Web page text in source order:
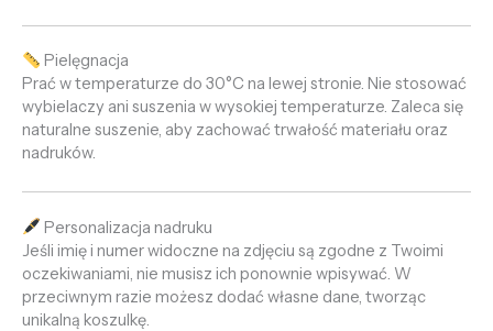
Pielęgnacja
Prać w temperaturze do 30°C na lewej stronie. Nie stosować
wybielaczy ani suszenia w wysokiej temperaturze. Zaleca się
naturalne suszenie, aby zachować trwałość materiału oraz
nadruków.
Personalizacja nadruku
Jeśli imię i numer widoczne na zdjęciu są zgodne z Twoimi
oczekiwaniami, nie musisz ich ponownie wpisywać. W
przeciwnym razie możesz dodać własne dane, tworząc
unikalną koszulkę.